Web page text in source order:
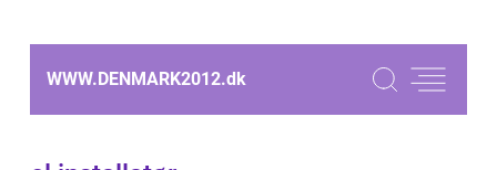
WWW.DENMARK2012.dk